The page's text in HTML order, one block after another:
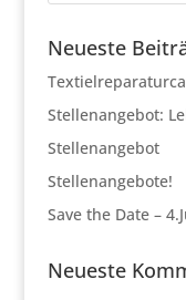
Neueste
Stellenangebot:
Stellenangebot
Stellenangebote!
Save the Date –
Neueste